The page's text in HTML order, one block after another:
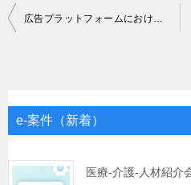
投
ゲ
シ
広告プラットフォームにおけるバックエンド開発
e-案件（新着）
医療-介護-人材紹介